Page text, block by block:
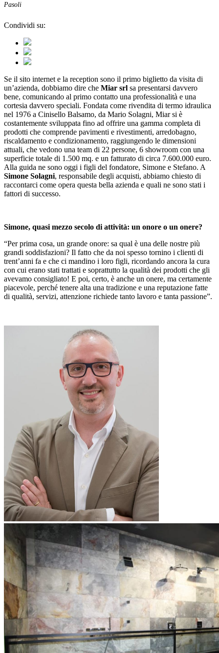
Pasoli
Condividi su:
Se il sito internet e la reception sono il primo biglietto da visita di
un’azienda, dobbiamo dire che Miar srl sa presentarsi davvero
bene, comunicando al primo contatto una professionalità e una
cortesia davvero speciali. Fondata come rivendita di termo idraulica
nel 1976 a Cinisello Balsamo, da Mario Solagni, Miar si è
costantemente sviluppata fino ad offrire una gamma completa di
prodotti che comprende pavimenti e rivestimenti, arredobagno,
riscaldamento e condizionamento, raggiungendo le dimensioni
attuali, che vedono una team di 22 persone, 6 showroom con una
superficie totale di 1.500 mq. e un fatturato di circa 7.600.000 euro.
Alla guida ne sono oggi i figli del fondatore, Simone e Stefano. A
Simone Solagni, responsabile degli acquisti, abbiamo chiesto di
raccontarci come opera questa bella azienda e quali ne sono stati i
fattori di successo.
Simone, quasi mezzo secolo di attività: un onore o un onere?
“Per prima cosa, un grande onore: sa qual è una delle nostre più
grandi soddisfazioni? Il fatto che da noi spesso tornino i clienti di
trent’anni fa e che ci mandino i loro figli, ricordando ancora la cura
con cui erano stati trattati e soprattutto la qualità dei prodotti che gli
avevamo consigliato! E poi, certo, è anche un onere, ma certamente
piacevole, perché tenere alta una tradizione e una reputazione fatte
di qualità, servizi, attenzione richiede tanto lavoro e tanta passione”.